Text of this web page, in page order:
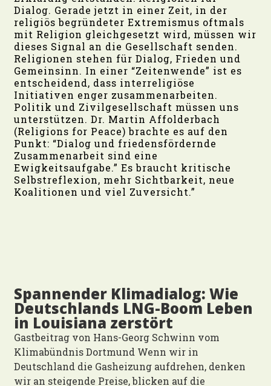
Dialog. Gerade jetzt in einer Zeit, in der
religiös begründeter Extremismus oftmals
mit Religion gleichgesetzt wird, müssen wir
dieses Signal an die Gesellschaft senden.
Religionen stehen für Dialog, Frieden und
Gemeinsinn. In einer “Zeitenwende” ist es
entscheidend, dass interreligiöse
Initiativen enger zusammenarbeiten.
Politik und Zivilgesellschaft müssen uns
unterstützen. Dr. Martin Affolderbach
(Religions for Peace) brachte es auf den
Punkt: “Dialog und friedensfördernde
Zusammenarbeit sind eine
Ewigkeitsaufgabe.” Es braucht kritische
Selbstreflexion, mehr Sichtbarkeit, neue
Koalitionen und viel Zuversicht.”
Spannender Klimadialog: Wie
Deutschlands LNG-Boom Leben
in Louisiana zerstört
Gastbeitrag von Hans-Georg Schwinn vom
Klimabündnis Dortmund Wenn wir in
Deutschland die Gasheizung aufdrehen, denken
wir an steigende Preise, blicken auf die